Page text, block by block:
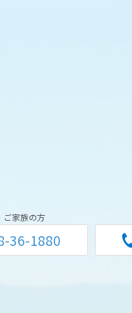
ご家族の方
36-1880